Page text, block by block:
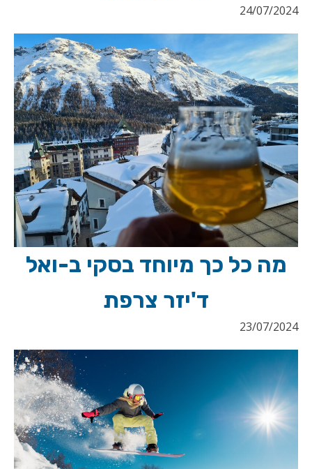
24/07/2024
מה כל כך מיוחד בסקי ב-ואל
ד'יזר צרפת
23/07/2024